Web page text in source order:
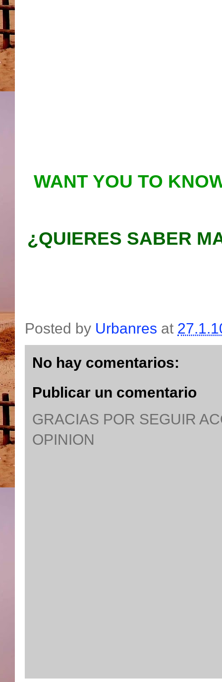
WANT YOU TO
¿QUIERES SABER
Posted by Urbanres at
No hay comentarios:
Publicar un comentario
GRACIAS POR SEGUIR
OPINION